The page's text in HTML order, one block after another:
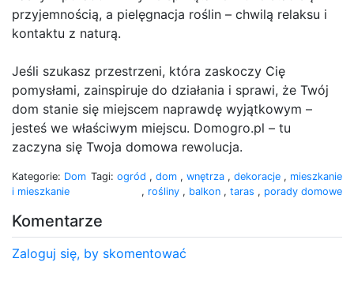
przyjemnością, a pielęgnacja roślin – chwilą relaksu i
kontaktu z naturą.
Jeśli szukasz przestrzeni, która zaskoczy Cię
pomysłami, zainspiruje do działania i sprawi, że Twój
dom stanie się miejscem naprawdę wyjątkowym –
jesteś we właściwym miejscu. Domogro.pl – tu
zaczyna się Twoja domowa rewolucja.
Kategorie: Dom
i mieszkanie
Tagi: ogród , dom , wnętrza , dekoracje , mieszkanie
, rośliny , balkon , taras , porady domowe
Komentarze
Zaloguj się, by skomentować